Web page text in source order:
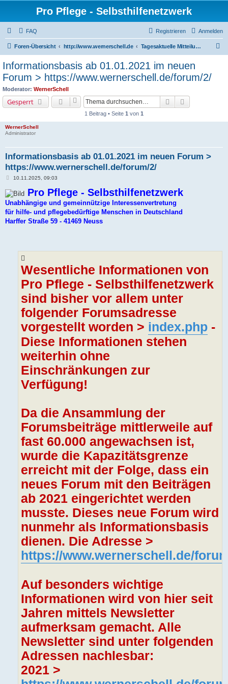
Pro Pflege - Selbsthilfenetzwerk
FAQ Anmelden
Registrieren
Foren-Übersicht http://www.wernerschell.de Tagesaktuelle Mitteilungen
Informationsbasis ab 01.01.2021 im neuen
Forum > https://www.wernerschell.de/forum/2/
Moderator: WernerSchell
Gesperrt Suche
1 Beitrag • Seite 1 von 1
WernerSchell
Administrator
Informationsbasis ab 01.01.2021 im neuen Forum >
https://www.wernerschell.de/forum/2/
B
i
t
r
g
10.11.2025, 09:03
Pro Pflege - Selbsthilfenetzwerk
Unabhängige und gemeinnützige Interessenvertretung
für hilfe- und pflegebedürftige Menschen in Deutschland
Harffer Straße 59 - 41469 Neuss
Wesentliche Informationen von
Pro Pflege - Selbsthilfenetzwerk
sind bisher vor allem unter
folgender Forumsadresse
vorgestellt worden > index.php -
Diese Informationen stehen
weiterhin ohne
Einschränkungen zur
Verfügung!
Da die Ansammlung der
Forumsbeiträge mittlerweile auf
fast 60.000 angewachsen ist,
wurde die Kapazitätsgrenze
erreicht mit der Folge, dass ein
neues Forum mit den Beiträgen
ab 2021 eingerichtet werden
musste. Dieses neue Forum wird
nunmehr als Informationsbasis
dienen. Die Adresse >
https://www.wernerschell.de/
Auf besonders wichtige
Informationen wird von hier seit
Jahren mittels Newsletter
aufmerksam gemacht. Alle
Newsletter sind unter folgenden
Adressen nachlesbar:
2021 >